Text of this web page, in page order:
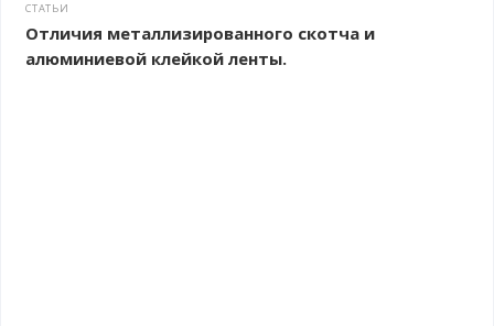
СТАТЬИ
Отличия металлизированного скотча и
алюминиевой клейкой ленты.